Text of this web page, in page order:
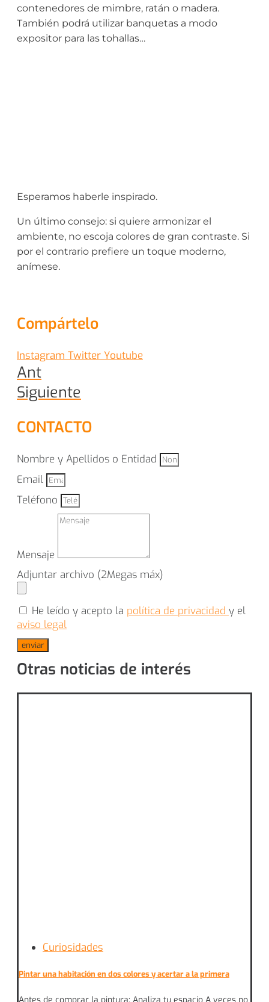
contenedores de mimbre, ratán o madera.
También podrá utilizar banquetas a modo
expositor para las tohallas…
Esperamos haberle inspirado.
Un último consejo: si quiere armonizar el
ambiente, no escoja colores de gran contraste. Si
por el contrario prefiere un toque moderno,
anímese.
Compártelo
Instagram Twitter Youtube
Ant
Siguiente
CONTACTO
Nombre y Apellidos o Entidad
Email
Teléfono
Mensaje
Adjuntar archivo (2Megas máx)
He leído y acepto la política de privacidad y el
aviso legal
enviar
Otras noticias de interés
Curiosidades
Pintar una habitación en dos colores y acertar a la primera
Antes de comprar la pintura: Analiza tu espacio A veces no